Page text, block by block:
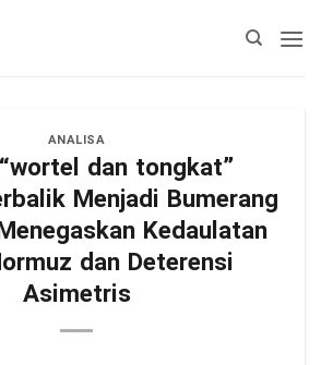
ANALISA
dan tongkat”
Menjadi Bumerang
Kedaulatan
dan Deterensi
Asimetris